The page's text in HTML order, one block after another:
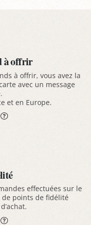
à offrir
à offrir, vous avez la
avec un message
et en Europe.
effectuées sur le
points de fidélité